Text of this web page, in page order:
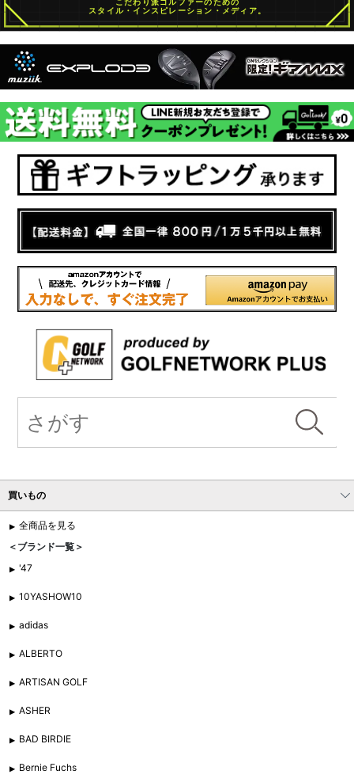
買いもの
全商品を見る
＜ブランド一覧＞
'47
10YASHOW10
adidas
ALBERTO
ARTISAN GOLF
ASHER
BAD BIRDIE
Bernie Fuchs